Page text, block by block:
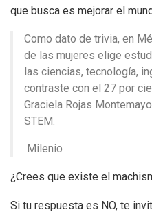
que busca es mejorar el
Como dato de trivia, en
de las mujeres elige
las ciencias, tecnología,
contraste con el 27 por
Graciela Rojas
STEM.
Milenio
¿Crees que existe el
Si tu respuesta es NO, te